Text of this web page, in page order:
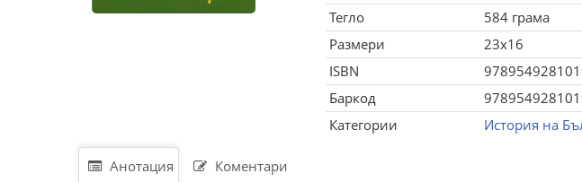
Тегло
584 грама
Размери
23x16
ISBN
Баркод
Категории
История на
Анотация Коментари